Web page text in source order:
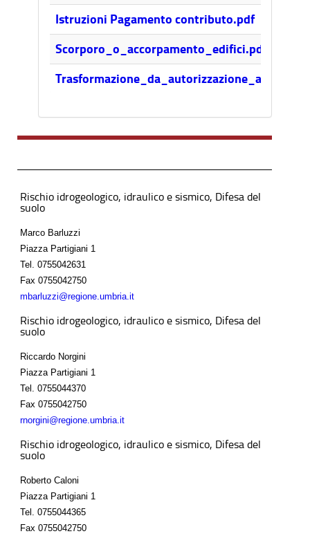
Istruzioni Pagamento contributo.pdf
Scorporo_o_accorpamento_edifici.pdf
Rischio idrogeologico, idraulico e sismico, Difesa del
suolo
Marco Barluzzi
Piazza Partigiani 1
Tel. 0755042631
Fax 0755042750
mbarluzzi@regione.umbria.it
Rischio idrogeologico, idraulico e sismico, Difesa del
suolo
Riccardo Norgini
Piazza Partigiani 1
Tel. 0755044370
Fax 0755042750
rnorgini@regione.umbria.it
Rischio idrogeologico, idraulico e sismico, Difesa del
suolo
Roberto Caloni
Piazza Partigiani 1
Tel. 0755044365
Fax 0755042750